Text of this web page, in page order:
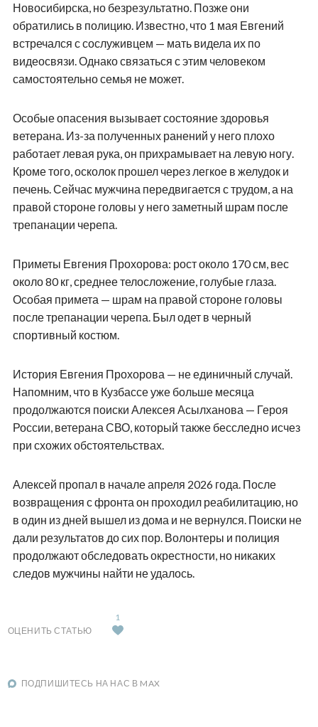
Новосибирска, но безрезультатно. Позже они
обратились в полицию. Известно, что 1 мая Евгений
встречался с сослуживцем — мать видела их по
видеосвязи. Однако связаться с этим человеком
самостоятельно семья не может.
Особые опасения вызывает состояние здоровья
ветерана. Из-за полученных ранений у него плохо
работает левая рука, он прихрамывает на левую ногу.
Кроме того, осколок прошел через легкое в желудок и
печень. Сейчас мужчина передвигается с трудом, а на
правой стороне головы у него заметный шрам после
трепанации черепа.
Приметы Евгения Прохорова: рост около 170 см, вес
около 80 кг, среднее телосложение, голубые глаза.
Особая примета — шрам на правой стороне головы
после трепанации черепа. Был одет в черный
спортивный костюм.
История Евгения Прохорова — не единичный случай.
Напомним, что в Кузбассе уже больше месяца
продолжаются поиски Алексея Асылханова — Героя
России, ветерана СВО, который также бесследно исчез
при схожих обстоятельствах.
Алексей пропал в начале апреля 2026 года. После
возвращения с фронта он проходил реабилитацию, но
в один из дней вышел из дома и не вернулся. Поиски не
дали результатов до сих пор. Волонтеры и полиция
продолжают обследовать окрестности, но никаких
следов мужчины найти не удалось.
ОЦЕНИТЬ СТАТЬЮ
1
ПОДПИШИТЕСЬ НА НАС В MAX